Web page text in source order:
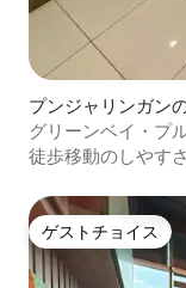
プンジャリンガン
グリーンベイ・プ
徒歩移動のしやすさ
ゲストチョイス
ゲストチョイス